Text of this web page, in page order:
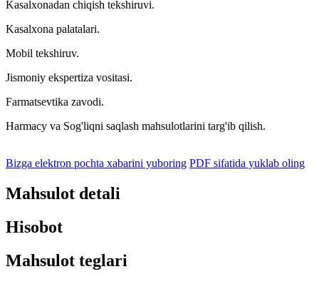
Kasalxonadan chiqish tekshiruvi.
Kasalxona palatalari.
Mobil tekshiruv.
Jismoniy ekspertiza vositasi.
Farmatsevtika zavodi.
Harmacy va Sog'liqni saqlash mahsulotlarini targ'ib qilish.
Bizga elektron pochta xabarini yuboring PDF sifatida yuklab oling
Mahsulot detali
Hisobot
Mahsulot teglari